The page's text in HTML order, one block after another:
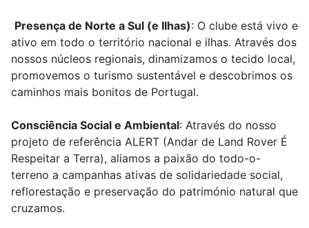
Presença de Norte a Sul (e Ilhas): O clube está vivo e
ativo em todo o território nacional e ilhas. Através dos
nossos núcleos regionais, dinamizamos o tecido local,
promovemos o turismo sustentável e descobrimos os
caminhos mais bonitos de Portugal.
Consciência Social e Ambiental: Através do nosso
projeto de referência ALERT (Andar de Land Rover É
Respeitar a Terra), aliamos a paixão do todo-o-
terreno a campanhas ativas de solidariedade social,
reflorestação e preservação do património natural que
cruzamos.